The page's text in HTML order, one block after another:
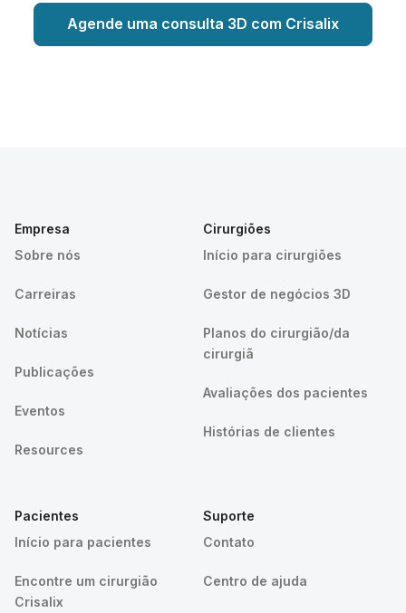
Agende uma consulta 3D com Crisalix
Empresa
Sobre nós
Carreiras
Notícias
Publicações
Eventos
Resources
Cirurgiões
Início para cirurgiões
Gestor de negócios 3D
Planos do cirurgião/da
cirurgiã
Avaliações dos pacientes
Histórias de clientes
Pacientes
Início para pacientes
Encontre um cirurgião
Crisalix
Suporte
Contato
Centro de ajuda